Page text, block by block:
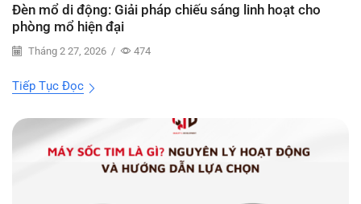
Đèn mổ di động: Giải pháp chiếu sáng linh hoạt cho
phòng mổ hiện đại
Tháng 2 27, 2026 / 474
Tiếp Tục Đọc